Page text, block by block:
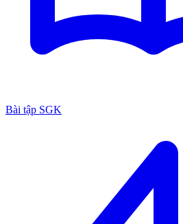
Bài tập SGK